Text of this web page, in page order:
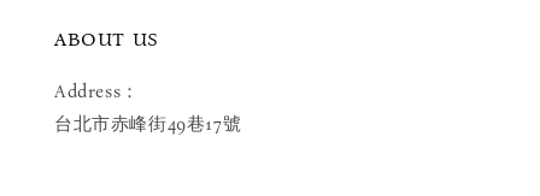
ABOUT US
Address：
台北市赤峰街49巷17號